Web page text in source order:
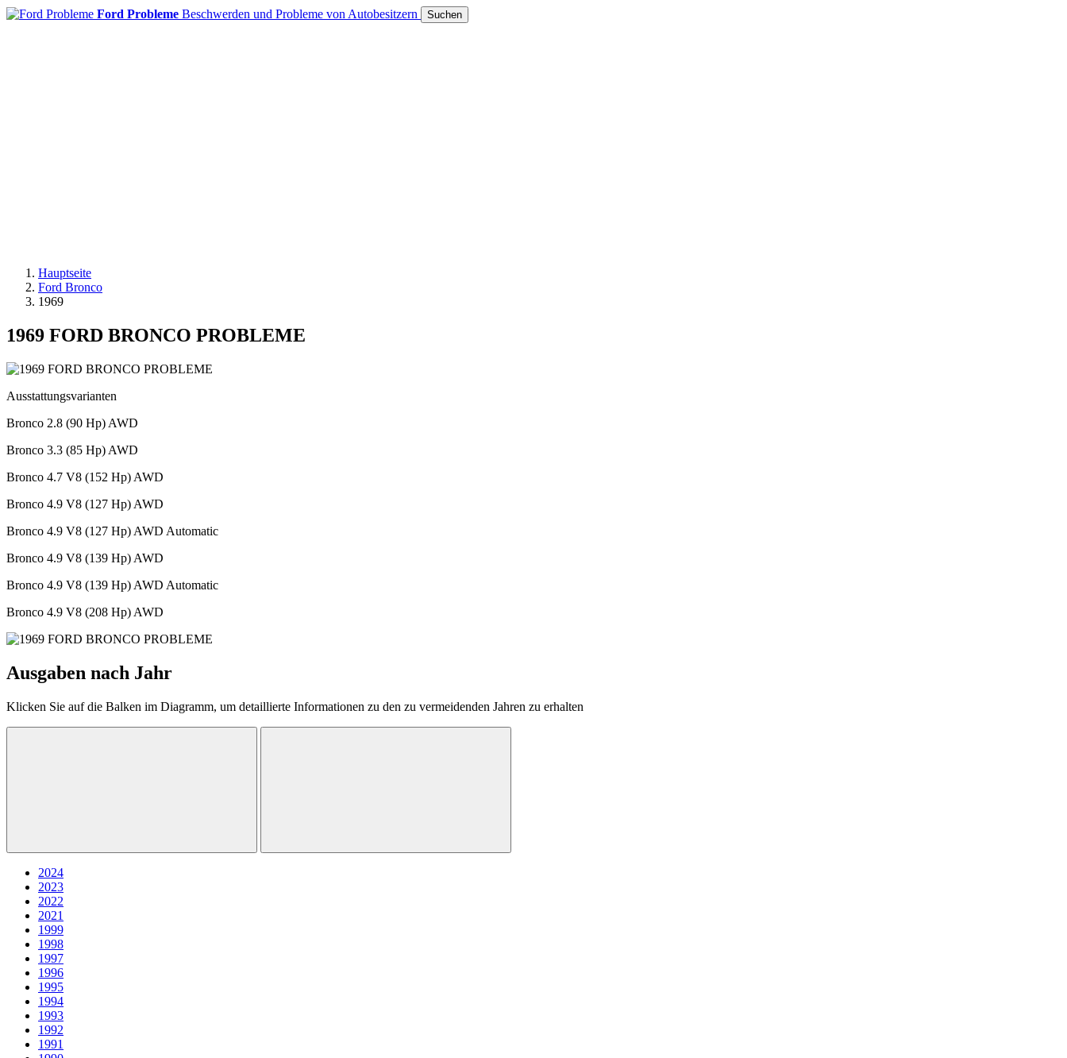
Ford Probleme Beschwerden und Probleme von Autobesitzern Suchen
Hauptseite
Ford Bronco
1969
1969 FORD BRONCO PROBLEME
Ausstattungsvarianten
Bronco 2.8 (90 Hp) AWD
Bronco 3.3 (85 Hp) AWD
Bronco 4.7 V8 (152 Hp) AWD
Bronco 4.9 V8 (127 Hp) AWD
Bronco 4.9 V8 (127 Hp) AWD Automatic
Bronco 4.9 V8 (139 Hp) AWD
Bronco 4.9 V8 (139 Hp) AWD Automatic
Bronco 4.9 V8 (208 Hp) AWD
Ausgaben nach Jahr
Klicken Sie auf die Balken im Diagramm, um detaillierte Informationen zu den zu vermeidenden Jahren zu erhalten
2024
2023
2022
2021
1999
1998
1997
1996
1995
1994
1993
1992
1991